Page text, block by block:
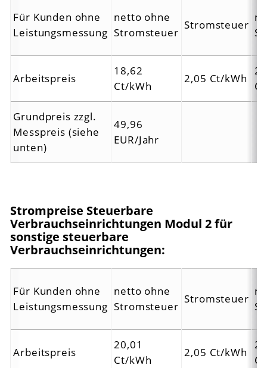
Für Kunden ohne
Leistungsmessung
netto ohne
Stromsteuer
Stromsteuer
Arbeitspreis
18,62
Ct/kWh
2,05 Ct/kWh
Grundpreis zzgl.
Messpreis (siehe
unten)
49,96
EUR/Jahr
Strompreise Steuerbare
Verbrauchseinrichtungen Modul 2 für
sonstige steuerbare
Verbrauchseinrichtungen:
Für Kunden ohne
Leistungsmessung
netto ohne
Stromsteuer
Stromsteuer
Arbeitspreis
20,01
Ct/kWh
2,05 Ct/kWh